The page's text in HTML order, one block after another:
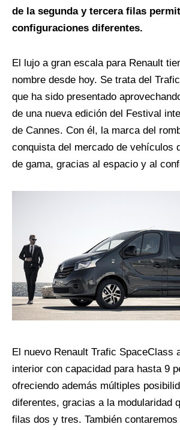
de la segunda y tercera filas
configuraciones diferentes.
El lujo a gran escala para Renault
nombre desde hoy. Se trata del
que ha sido presentado
de una nueva edición del Festival
de Cannes. Con él, la marca del
conquista del mercado de vehículos
de gama, gracias al espacio y al
El nuevo Renault Trafic SpaceClass
interior con capacidad para hasta 9
ofreciendo además múltiples
diferentes, gracias a la modularidad
filas dos y tres. También